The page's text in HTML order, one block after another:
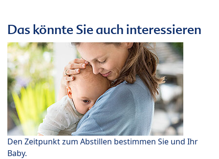
Das könnte Sie auch interessieren
Den Zeitpunkt zum Abstillen bestimmen Sie und Ihr
Baby.